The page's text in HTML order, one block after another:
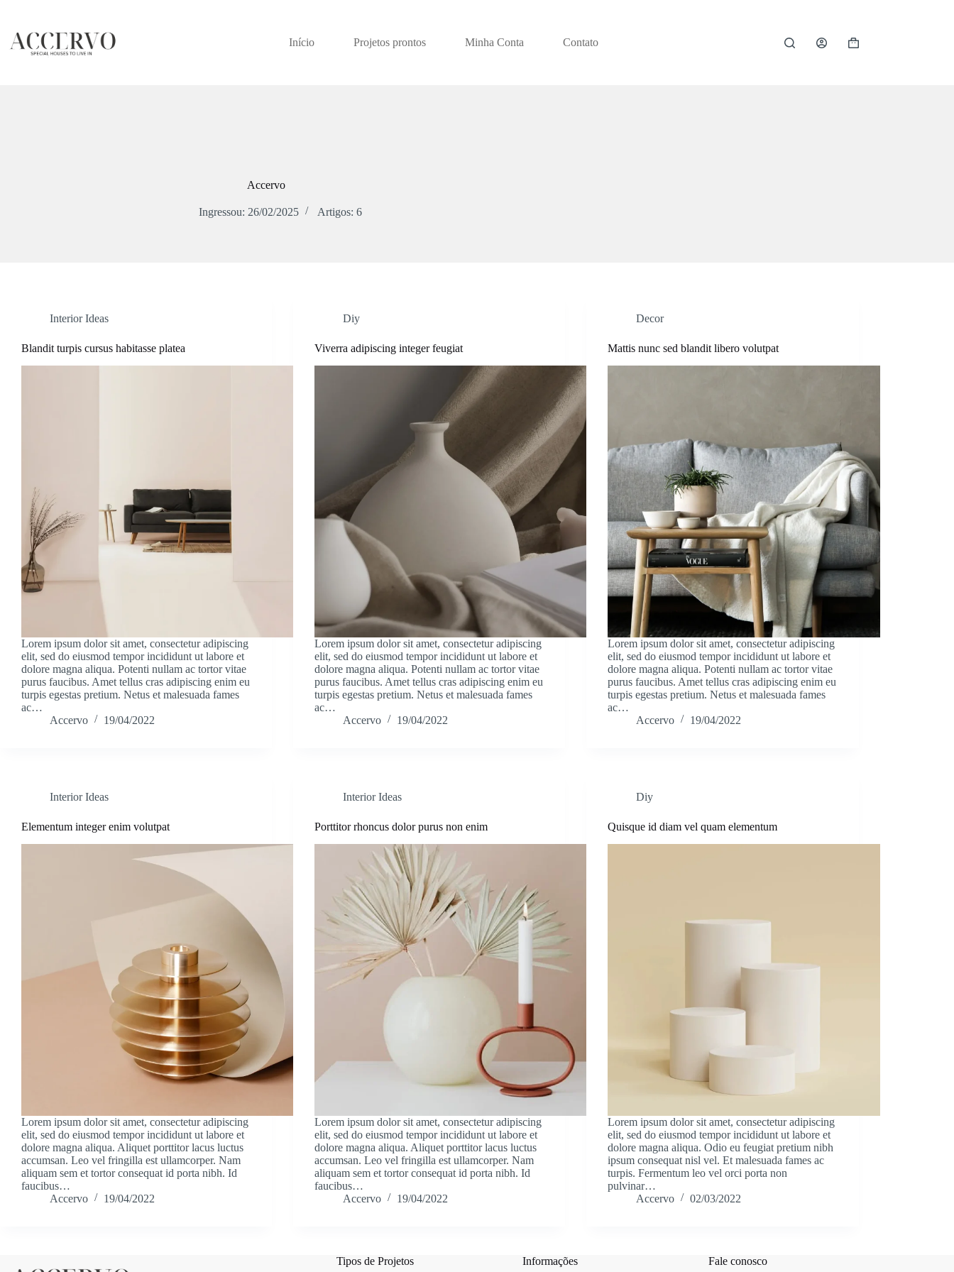
Início Projetos prontos Minha Conta Contato
Accervo
Ingressou: 26/02/2025 Artigos: 6
Interior Ideas
Blandit turpis cursus habitasse platea
Lorem ipsum dolor sit amet, consectetur adipiscing
elit, sed do eiusmod tempor incididunt ut labore et
dolore magna aliqua. Potenti nullam ac tortor vitae
purus faucibus. Amet tellus cras adipiscing enim eu
turpis egestas pretium. Netus et malesuada fames
ac…
Accervo
19/04/2022
Diy
Viverra adipiscing integer feugiat
Lorem ipsum dolor sit amet, consectetur adipiscing
elit, sed do eiusmod tempor incididunt ut labore et
dolore magna aliqua. Potenti nullam ac tortor vitae
purus faucibus. Amet tellus cras adipiscing enim eu
turpis egestas pretium. Netus et malesuada fames
ac…
Accervo
19/04/2022
Decor
Mattis nunc sed blandit libero volutpat
Lorem ipsum dolor sit amet, consectetur adipiscing
elit, sed do eiusmod tempor incididunt ut labore et
dolore magna aliqua. Potenti nullam ac tortor vitae
purus faucibus. Amet tellus cras adipiscing enim eu
turpis egestas pretium. Netus et malesuada fames
ac…
Accervo
19/04/2022
Interior Ideas
Elementum integer enim volutpat
Lorem ipsum dolor sit amet, consectetur adipiscing
elit, sed do eiusmod tempor incididunt ut labore et
dolore magna aliqua. Aliquet porttitor lacus luctus
accumsan. Leo vel fringilla est ullamcorper. Nam
aliquam sem et tortor consequat id porta nibh. Id
faucibus…
Accervo
19/04/2022
Interior Ideas
Porttitor rhoncus dolor purus non enim
Lorem ipsum dolor sit amet, consectetur adipiscing
elit, sed do eiusmod tempor incididunt ut labore et
dolore magna aliqua. Aliquet porttitor lacus luctus
accumsan. Leo vel fringilla est ullamcorper. Nam
aliquam sem et tortor consequat id porta nibh. Id
faucibus…
Accervo
19/04/2022
Diy
Quisque id diam vel quam elementum
Lorem ipsum dolor sit amet, consectetur adipiscing
elit, sed do eiusmod tempor incididunt ut labore et
dolore magna aliqua. Odio eu feugiat pretium nibh
ipsum consequat nisl vel. Et malesuada fames ac
turpis. Fermentum leo vel orci porta non
pulvinar…
Accervo
02/03/2022
Tipos de Projetos Informações Fale conosco